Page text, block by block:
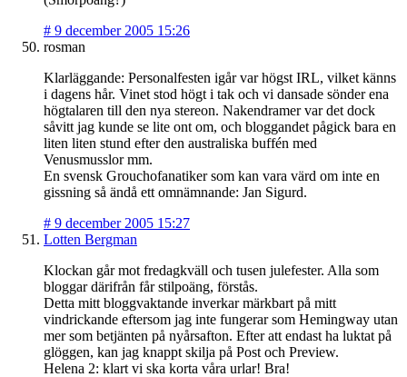
# 9 december 2005 15:26
rosman
Klarläggande: Personalfesten igår var högst IRL, vilket känns
i dagens hår. Vinet stod högt i tak och vi dansade sönder ena
högtalaren till den nya stereon. Nakendramer var det dock
såvitt jag kunde se lite ont om, och bloggandet pågick bara en
liten liten stund efter den australiska buffén med
Venusmusslor mm.
En svensk Grouchofanatiker som kan vara värd om inte en
gissning så ändå ett omnämnande: Jan Sigurd.
# 9 december 2005 15:27
Lotten Bergman
Klockan går mot fredagkväll och tusen julefester. Alla som
bloggar därifrån får stilpoäng, förstås.
Detta mitt bloggvaktande inverkar märkbart på mitt
vindrickande eftersom jag inte fungerar som Hemingway utan
mer som betjänten på nyårsafton. Efter att endast ha luktat på
glöggen, kan jag knappt skilja på Post och Preview.
Helena 2: klart vi ska korta våra urlar! Bra!